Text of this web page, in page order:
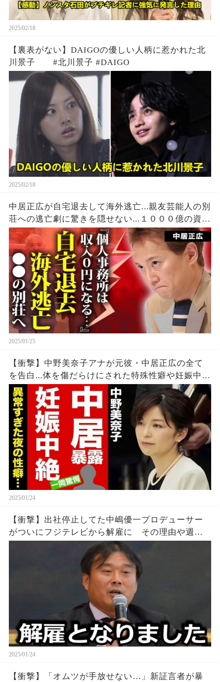
2025/02/18
【裏表がない】DAIGOの優しい人柄に惹かれた北
川景子 #北川景子 #DAIGO
2025/02/18
中居正広が自宅退去して海外逃亡...親友芸能人の別
荘への逃亡劇に驚きを隠せない...１０００億の資産
があってもTV局の違約金から逃れる為に動いた現
在がヤバすぎた...
2025/01/25
【衝撃】中野美奈子アナが元彼・中居正広の全て
を告白...体を傷だらけにされた特殊性癖や妊娠中絶
の真相に驚愕！『フジテレビ』の"パン"に隠された
恐怖の秘密がヤバすぎた！【芸能】
2025/01/24
【衝撃】出社停止してた中嶋優一プロデューサー
がついにフジテレビから解雇に その理由や週刊
新潮や文春砲が報じた中居正広との悪事がガチで
ヤバすぎる… 現在の姿に一同騒然【渡邊渚 バッ
2025/01/24
【衝撃】「オムツが手放せない…」新証言者が暴